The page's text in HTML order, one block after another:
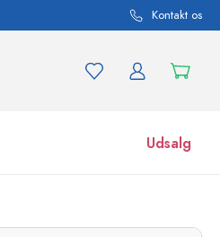
Kontakt os
Udsalg